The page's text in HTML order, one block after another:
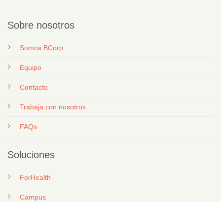
Sobre nosotros
Somos BCorp
Equipo
Contacto
Trabaja con nosotros
FAQs
Soluciones
ForHealth
Campus